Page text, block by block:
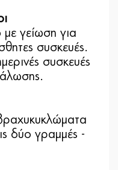
με γείωση για
συσκευές.
συσκευές
δύο γραμμές -